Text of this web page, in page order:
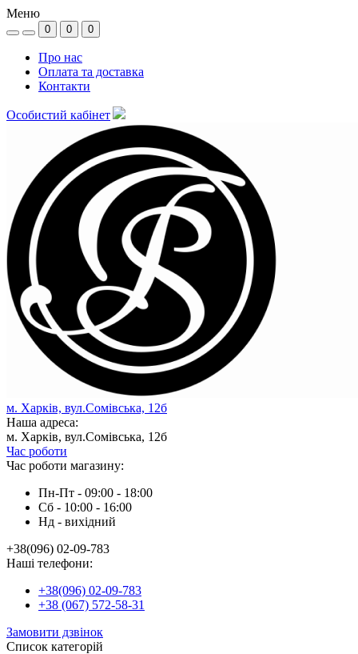
Меню
0 0 0
Про нас
Оплата та доставка
Контакти
Особистий кабінет
м. Харків, вул.Сомівська, 12б
Наша адреса:
м. Харків, вул.Сомівська, 12б
Час роботи
Час роботи магазину:
Пн-Пт - 09:00 - 18:00
Сб - 10:00 - 16:00
Нд - вихiдний
+38(096) 02-09-783
Наші телефони:
+38(096) 02-09-783
+38 (067) 572-58-31
Замовити дзвінок
Список категорій